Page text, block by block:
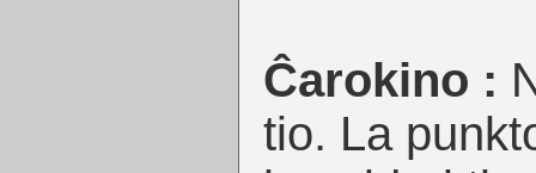
Ĉarokino :
tio. La